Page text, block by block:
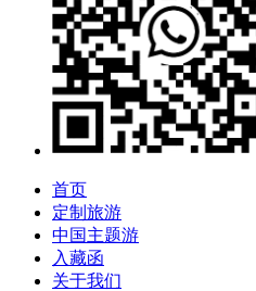
首页
定制旅游
中国主题游
入藏函
关于我们